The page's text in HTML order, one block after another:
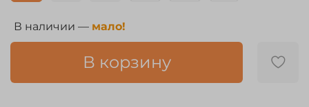
В наличии — мало!
В корзину